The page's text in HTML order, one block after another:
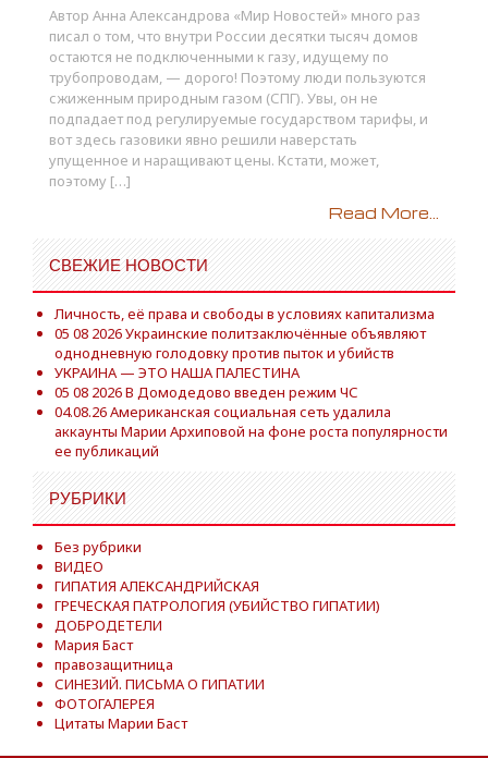
Автор Анна Александрова «Мир Новостей» много раз
писал о том, что внутри России десятки тысяч домов
остаются не подключенными к газу, идущему по
трубопроводам, — дорого! Поэтому люди пользуются
сжиженным природным газом (СПГ). Увы, он не
подпадает под регулируемые государством тарифы, и
вот здесь газовики явно решили наверстать
упущенное и наращивают цены. Кстати, может,
поэтому […]
Read More...
СВЕЖИЕ НОВОСТИ
Личность, её права и свободы в условиях капитализма
05 08 2026 Украинские политзаключённые объявляют
однодневную голодовку против пыток и убийств
УКРАИНА — ЭТО НАША ПАЛЕСТИНА
05 08 2026 В Домодедово введен режим ЧС
04.08.26 Американская социальная сеть удалила
аккаунты Марии Архиповой на фоне роста популярности
ее публикаций
РУБРИКИ
Без рубрики
ВИДЕО
ГИПАТИЯ АЛЕКСАНДРИЙСКАЯ
ГРЕЧЕСКАЯ ПАТРОЛОГИЯ (УБИЙСТВО ГИПАТИИ)
ДОБРОДЕТЕЛИ
Мария Баст
правозащитница
СИНЕЗИЙ. ПИСЬМА О ГИПАТИИ
ФОТОГАЛЕРЕЯ
Цитаты Марии Баст